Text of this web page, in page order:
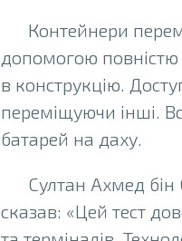
Контейнери
допомогою повністю
в конструкцію.
переміщуючи інші.
батарей на даху.
Султан Ахмед
сказав: «Цей тест